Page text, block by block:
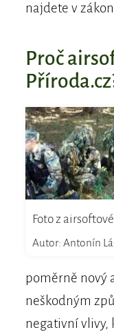
najdete v
Proč
Foto z
Autor: Antonín
poměrně nový
neškodným
negativní vlivy,